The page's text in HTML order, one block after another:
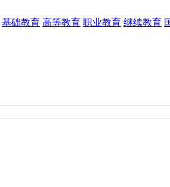
基础教育 高等教育 职业教育 继续教育